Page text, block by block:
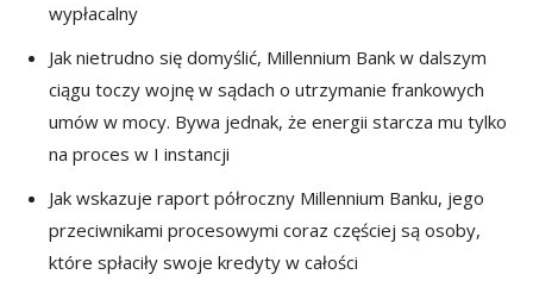
wypłacalny
Jak nietrudno się domyślić, Millennium Bank w dalszym
ciągu toczy wojnę w sądach o utrzymanie frankowych
umów w mocy. Bywa jednak, że energii starcza mu tylko
na proces w I instancji
Jak wskazuje raport półroczny Millennium Banku, jego
przeciwnikami procesowymi coraz częściej są osoby,
które spłaciły swoje kredyty w całości